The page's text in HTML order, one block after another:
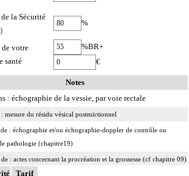
la Sécurité
%
de votre
santé
%BR+
€
Notes
: échographie de la vessie, par voie rectale
: mesure du résidu vésical postmictionnel
: échographie et/ou échographie-doppler de contrôle ou
pathologie (chapitre19)
: actes concernant la procréation et la grossesse (cf chapitre 09)
Tarif